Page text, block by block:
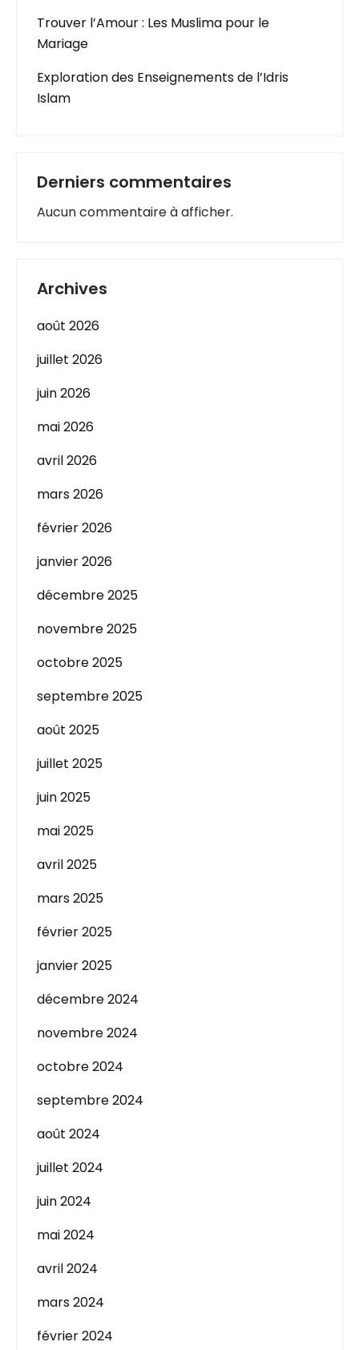
Trouver l’Amour : Les Muslima pour le
Mariage
Exploration des Enseignements de l’Idris
Islam
Derniers commentaires
Aucun commentaire à afficher.
Archives
août 2026
juillet 2026
juin 2026
mai 2026
avril 2026
mars 2026
février 2026
janvier 2026
décembre 2025
novembre 2025
octobre 2025
septembre 2025
août 2025
juillet 2025
juin 2025
mai 2025
avril 2025
mars 2025
février 2025
janvier 2025
décembre 2024
novembre 2024
octobre 2024
septembre 2024
août 2024
juillet 2024
juin 2024
mai 2024
avril 2024
mars 2024
février 2024